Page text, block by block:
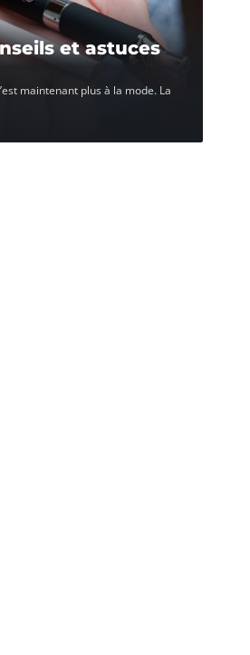
et astuces
maintenant plus à la mode. La